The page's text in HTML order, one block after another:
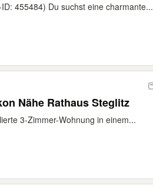
455484) Du suchst eine charmante...
Nähe Rathaus Steglitz
3-Zimmer-Wohnung in einem...